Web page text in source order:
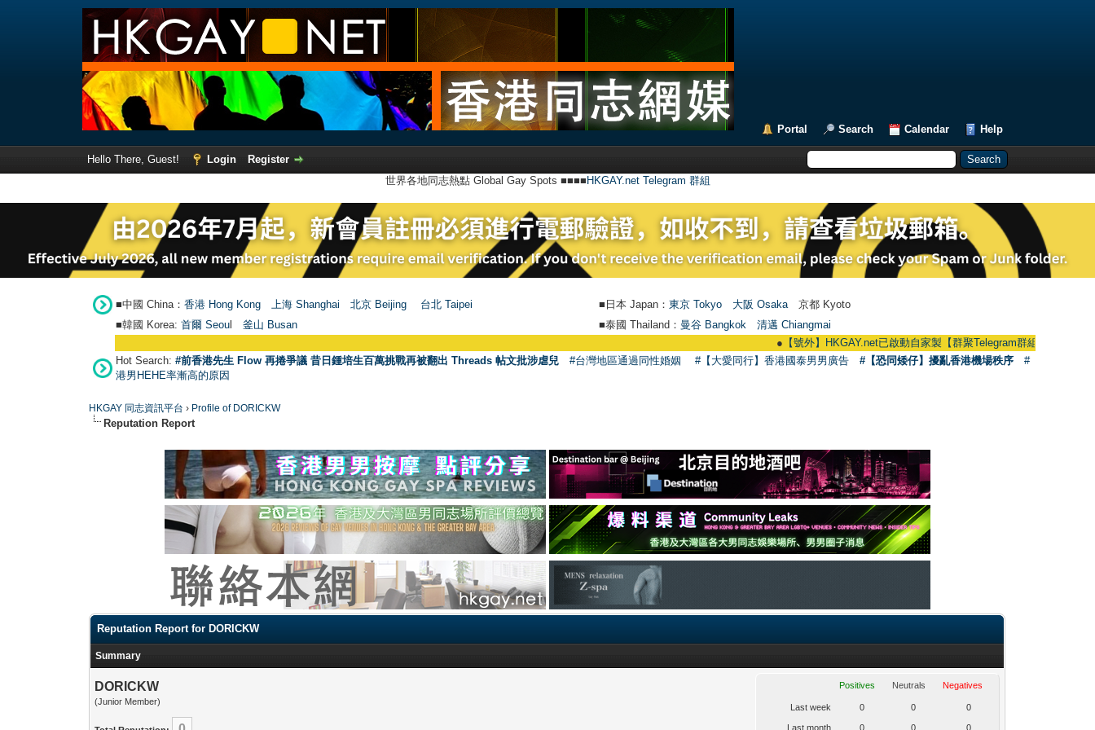
Portal Search Calendar Help
Hello There, Guest! Login
Register
世界各地同志熱點 Global Gay Spots ■■■■ HKGAY.net Telegram 群組
■中國 China： 香港 Hong Kong 上海 Shanghai 北京 Beijing 台北 Taipei ■日本 Japan： 東京 Tokyo 大阪 Osaka 京都 Kyoto
■韓國 Korea: 首爾 Seou 釜山 Busan ■泰國 Thailand： 曼谷 Bangkok
清邁 Chiangmai
【號外】HKGAY.net已啟動自家製【群聚Telegram群組】
Hot Search: #前香港先生 Flow 再捲爭議 昔日鍾培生百萬挑戰再被翻出 Threads 帖文批涉虐兒 #台灣地區通過同性婚姻 #【大愛同行】香港國泰男男廣告 #【恐同矮仔】擾亂香港機場秩序
#
港男HEHE率漸高的原因
HKGAY 同志資訊平台 › Profile of DORICKW
Reputation Report
Reputation Report for DORICKW
Summary
DORICKW
(Junior Member)
Positives Neutrals Negatives
Last week 0 0 0
Last month 0 0 0